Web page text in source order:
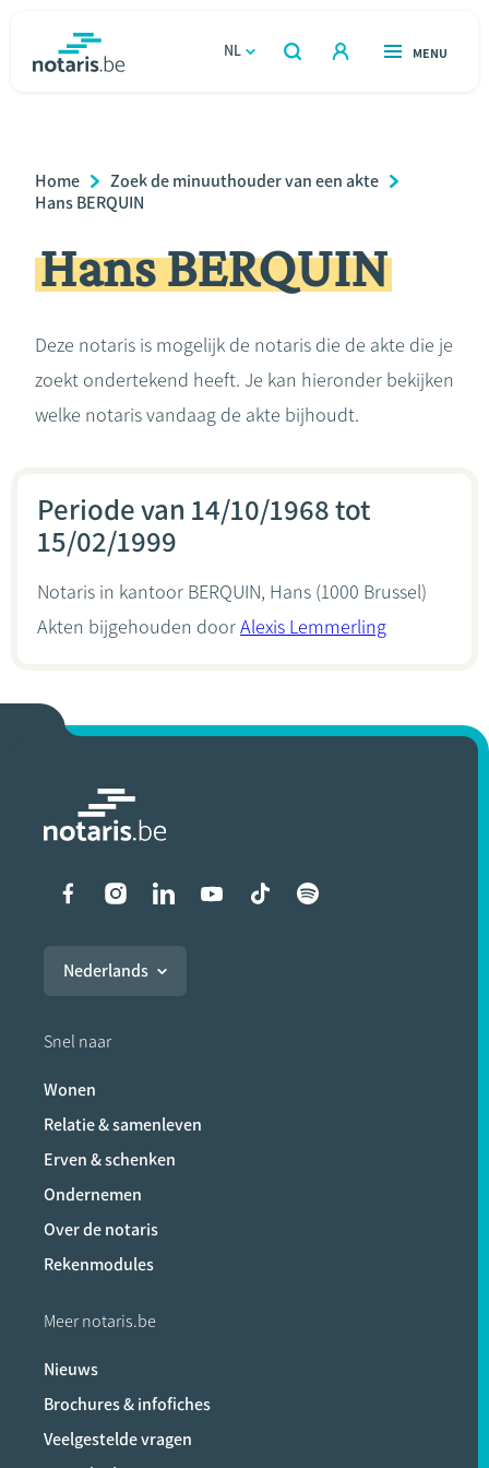
gaan
NL
OPEN
ZOEKEN
OPEN
MENU
Relatie & samenleven
Erven & schenken
Over de notaris
Breadcrumb
Home
Zoek de minuuthouder van een akte
Hans BERQUIN
Hans BERQUIN
Deze notaris is mogelijk de notaris die de akte die je
zoekt ondertekend heeft. Je kan hieronder bekijken
welke notaris vandaag de akte bijhoudt.
Periode van 14/10/1968 tot
15/02/1999
Notaris in kantoor BERQUIN, Hans (1000 Brussel)
Akten bijgehouden doorAlexis Lemmerling
Liens vers les réseaux
Nederlands
Snel naar
Wonen
Relatie & samenleven
Erven & schenken
Ondernemen
Over de notaris
Rekenmodules
Meer notaris.be
Nieuws
Brochures & infofiches
Veelgestelde vragen